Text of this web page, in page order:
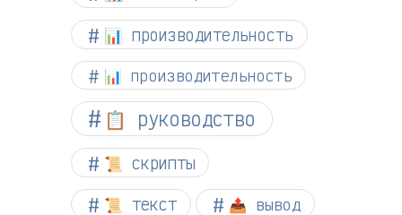
📊 производительность
📊 производительность
📋 руководство
📜 скрипты
📜 текст 📤 вывод